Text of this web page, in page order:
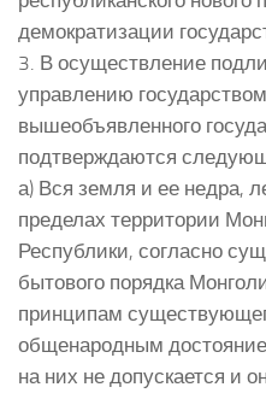
демократизации
3. В осуществление
управлению
вышеобъявленного
подтверждаются
а) Вся земля и ее недра,
пределах территории
Республики, согласно
бытового порядка
принципам
общенародным
на них не допускается и